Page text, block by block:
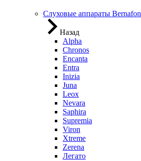
Слуховые аппараты Bernafon
Назад
Alpha
Chronos
Encanta
Entra
Inizia
Juna
Leox
Nevara
Saphira
Supremia
Viron
Xtreme
Zerena
Легато